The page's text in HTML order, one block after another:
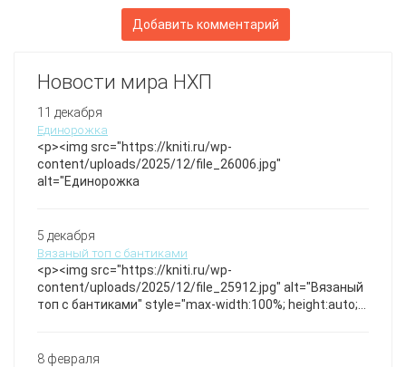
Добавить комментарий
Новости мира НХП
11 декабря
Единорожка
<p><img src="https://kniti.ru/wp-
content/uploads/2025/12/file_26006.jpg"
alt="Единорожка
5 декабря
Вязаный топ с бантиками
<p><img src="https://kniti.ru/wp-
content/uploads/2025/12/file_25912.jpg" alt="Вязаный
топ с бантиками" style="max-width:100%; height:auto;"
бантиками спереди, создаёт лёгкий и романтичный
8 февраля